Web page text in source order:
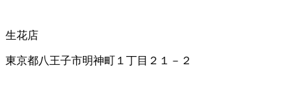
生花店
東京都八王子市明神町１丁目２１－２